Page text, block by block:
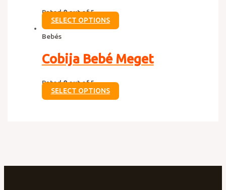
Rated0out of 5
SELECT OPTIONS
Bebés
Cobija Bebé Meget
Rated0out of 5
SELECT OPTIONS